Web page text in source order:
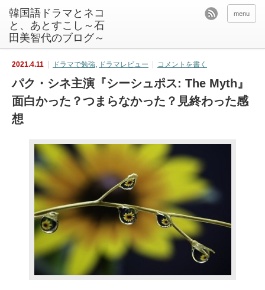
韓国語ドラマとネコ
と、あとすこし～石
田美智代のブログ～
menu
2021.4.11 ドラマで勉強, ドラマレビュー コメントを書く
パク・シネ主演『シーシュポス: The Myth』
面白かった？つまらなかった？見終わった感
想